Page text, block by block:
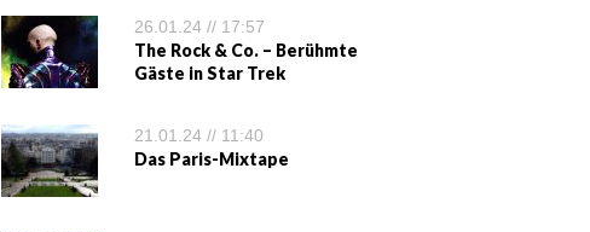
26.01.24 // 17:57
The Rock & Co. – Berühmte
Gäste in Star Trek
21.01.24 // 11:40
Das Paris-Mixtape